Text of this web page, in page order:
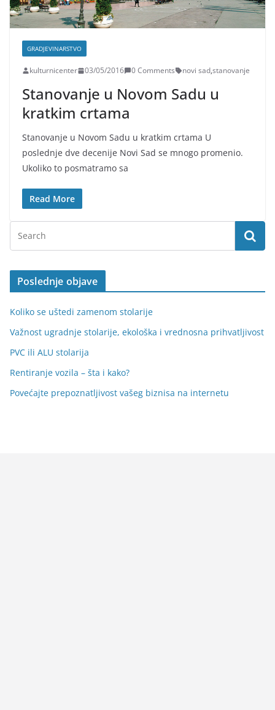
GRADJEVINARSTVO
kulturnicenter 03/05/2016 0 Comments novi sad,stanovanje
Stanovanje u Novom Sadu u
kratkim crtama
Stanovanje u Novom Sadu u kratkim crtama U
poslednje dve decenije Novi Sad se mnogo promenio.
Ukoliko to posmatramo sa
Read More
Poslednje objave
Koliko se uštedi zamenom stolarije
Važnost ugradnje stolarije, ekološka i vrednosna prihvatljivost
PVC ili ALU stolarija
Rentiranje vozila – šta i kako?
Povećajte prepoznatljivost vašeg biznisa na internetu